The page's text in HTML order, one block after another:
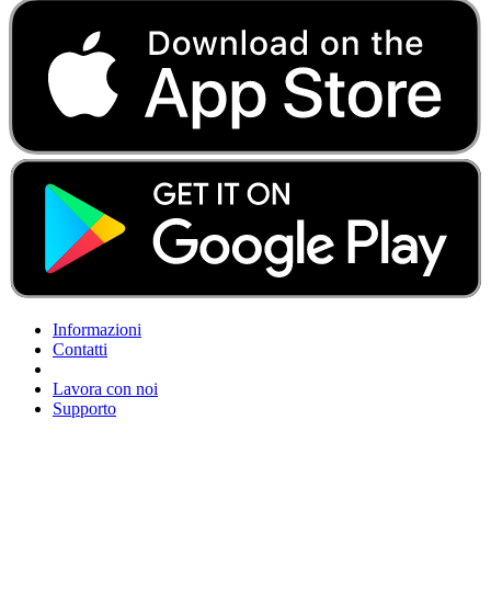
Informazioni
Contatti
Lavora con noi
Supporto